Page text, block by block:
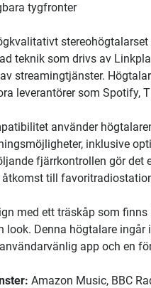
tygfronter
teknik som drivs av
streamingtjänster.
leverantörer som Spotify,
använder
inklusive
fjärrkontrollen gör
till
med ett träskåp som
look. Denna högtalare
app och en
Amazon Music, BBC